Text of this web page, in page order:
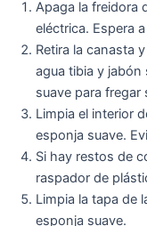
Apaga la freidora
eléctrica. Espera
Retira la canasta
agua tibia y jabón
suave para fregar
Limpia el interior
esponja suave.
Si hay restos de
raspador de
Limpia la tapa de
esponja suave.